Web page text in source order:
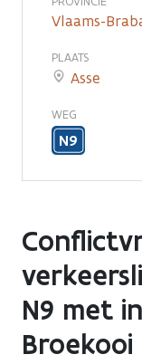
Vlaams-
PLAATS
Asse
WEG
N9
N9 met
Broekooi